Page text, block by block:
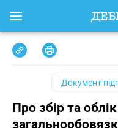
Документ
Про збір та